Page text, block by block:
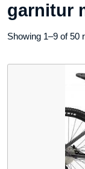
garnitur
Showing 1–9 of 50